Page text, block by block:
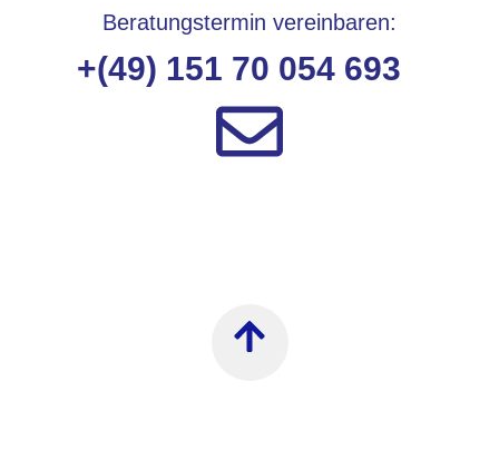
Bera­tungs­ter­min ver­ein­ba­ren:
+(49) 151 70 054 693